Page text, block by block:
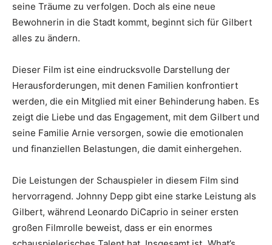
seine Träume zu verfolgen. Doch als eine neue
Bewohnerin in die Stadt kommt, beginnt sich für Gilbert
alles zu ändern.
Dieser Film ist eine eindrucksvolle Darstellung der
Herausforderungen, mit denen Familien konfrontiert
werden, die ein Mitglied mit einer Behinderung haben. Es
zeigt die Liebe und das Engagement, mit dem Gilbert und
seine Familie Arnie versorgen, sowie die emotionalen
und finanziellen Belastungen, die damit einhergehen.
Die Leistungen der Schauspieler in diesem Film sind
hervorragend. Johnny Depp gibt eine starke Leistung als
Gilbert, während Leonardo DiCaprio in seiner ersten
großen Filmrolle beweist, dass er ein enormes